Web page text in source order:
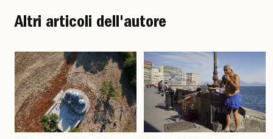
Altri articoli dell'autore